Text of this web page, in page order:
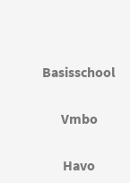
Basisschool
Vmbo
Havo